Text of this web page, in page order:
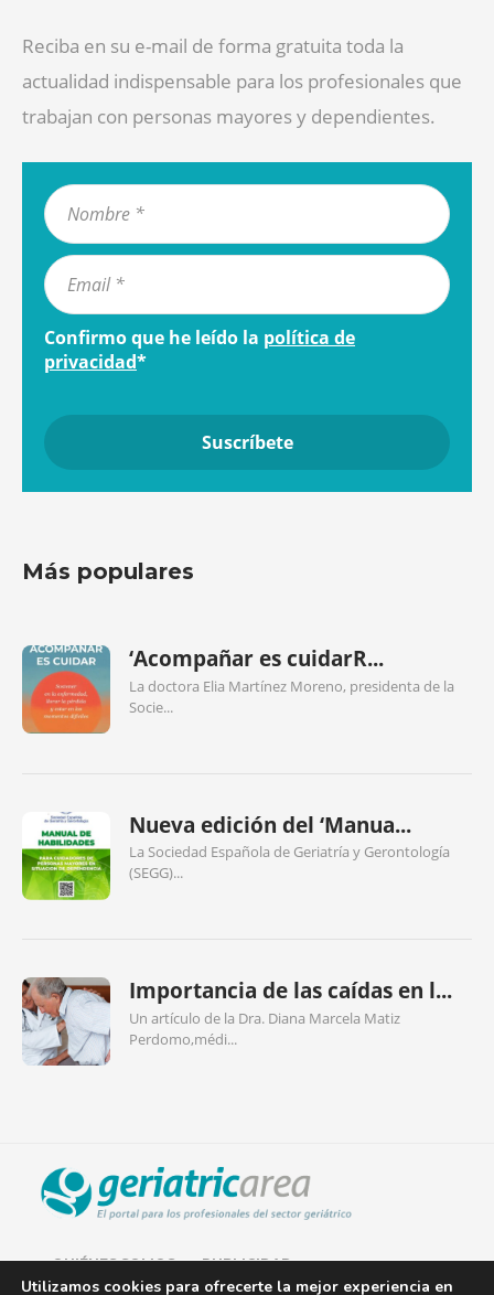
Reciba en su e-mail de forma gratuita toda la
actualidad indispensable para los profesionales que
trabajan con personas mayores y dependientes.
Confirmo que he leído la política de
privacidad*
Más populares
‘Acompañar es cuidarR...
La doctora Elia Martínez Moreno, presidenta de la
Socie...
Nueva edición del ‘Manua...
La Sociedad Española de Geriatría y Gerontología
(SEGG)...
Importancia de las caídas en l...
Un artículo de la Dra. Diana Marcela Matiz
Perdomo,médi...
QUIÉNES SOMOS PUBLICIDAD
Utilizamos cookies para ofrecerte la mejor experiencia en